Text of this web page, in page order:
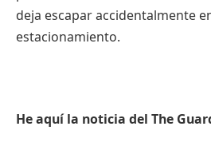
deja escapar accidentalmente
estacionamiento.
He aquí la noticia del The